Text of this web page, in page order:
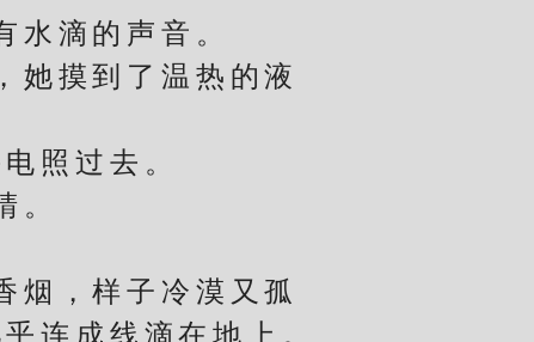
滴的声音。
摸到了温热的液
照过去。
，样子冷漠又孤
连成线滴在地上。